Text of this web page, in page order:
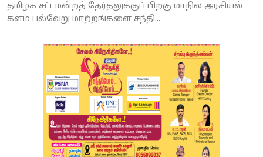
தமிழக சட்டமன்றத் தேர்தலுக்குப் பிறகு மாநில அரசியல்
களம் பல்வேறு மாற்றங்களை சந்தி...